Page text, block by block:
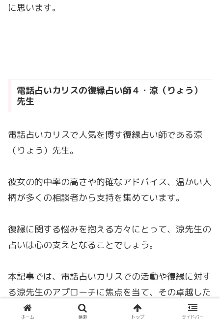
に思います。
電話占いカリスの復縁占い師４・涼（りょう）
先生
電話占いカリスで人気を博す復縁占い師である涼
（りょう）先生。
彼女の的中率の高さや的確なアドバイス、温かい人
柄が多くの相談者から支持を集めています。
復縁に関する悩みを抱える方々にとって、涼先生の
占いは心の支えとなることでしょう。
本記事では、電話占いカリスでの活動や復縁に対す
る涼先生のアプローチに焦点を当て、その卓越した
能力と人間性に迫ります。
ホーム 検索 トップ サイドバー